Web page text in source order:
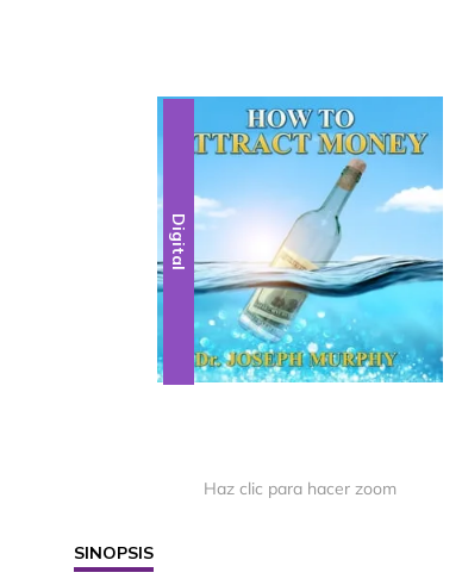
Digital
Haz clic para hacer zoom
SINOPSIS